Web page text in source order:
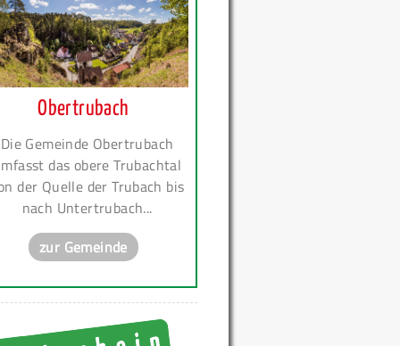
Obertrubach
Die Gemeinde Obertrubach
das obere Trubachtal
der Quelle der Trubach bis
nach Untertrubach...
zur Gemeinde